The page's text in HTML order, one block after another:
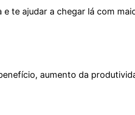
te ajudar a chegar lá com
aumento da